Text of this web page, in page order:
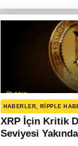
HABERLER, RIPPLE
XRP İçin Kritik
Seviyesi